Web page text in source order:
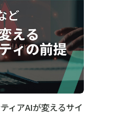
ィアAIが変えるサイ